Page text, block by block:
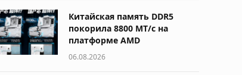
Китайская память DDR5
покорила 8800 МТ/с на
платформе AMD
06.08.2026